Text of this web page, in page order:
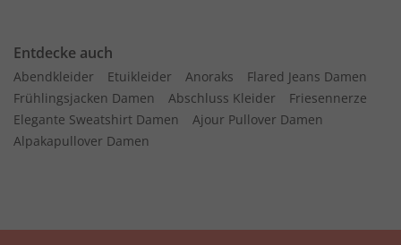
Entdecke auch
Abendkleider Etuikleider Anoraks
Flared Jeans Damen
Frühlingsjacken Damen
Abschluss Kleider
Friesennerze
Elegante Sweatshirt Damen
Ajour Pullover Damen
Alpakapullover Damen